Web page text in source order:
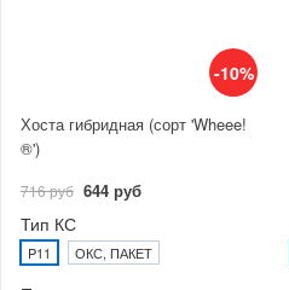
-10%
Хоста гибридная (сорт 'Wheee!
®')
716 руб 644 руб
Тип КС
P11 ОКС, ПАКЕТ